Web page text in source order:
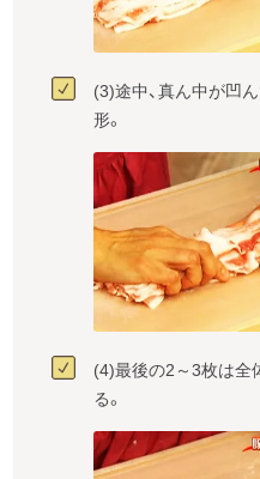
(3)途中、真ん中が凹
形。
(4)最後の2～3枚は全
る。